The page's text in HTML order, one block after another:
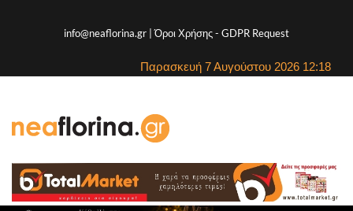
info@neaflorina.gr |Όροι Χρήσης- GDPR Request
Παρασκευή 7 Αυγούστου 2026 12:18